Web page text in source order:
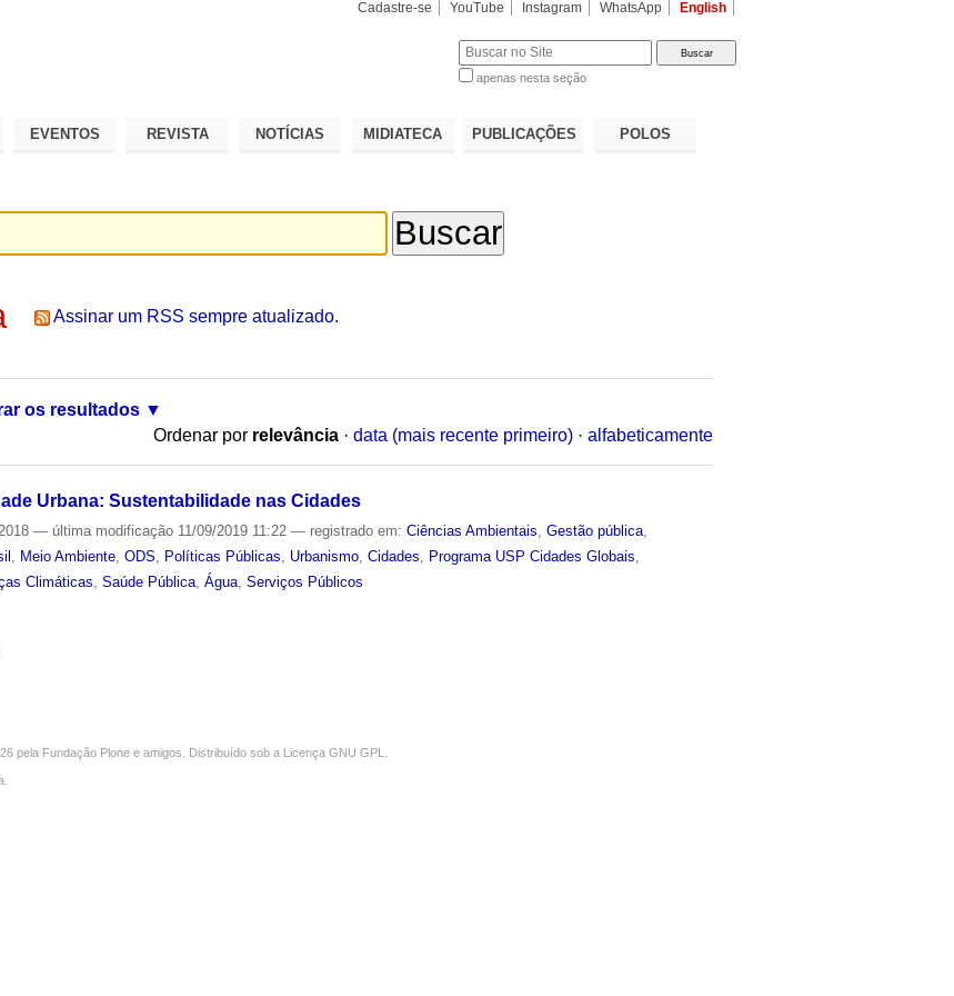
Cadastre-se YouTube Instagram WhatsApp English
apenas nesta seção
EVENTOS REVISTA NOTÍCIAS MIDIATECA PUBLICAÇÕES POLOS
Assinar um RSS sempre atualizado.
os resultados
Ordenar por relevância · data (mais recente primeiro) · alfabeticamente
Urbana: Sustentabilidade nas Cidades
— última modificação 11/09/2019 11:22— registrado em:Ciências Ambientais ,Gestão pública
Meio Ambiente ,ODS Políticas Públicas Urbanismo ,Cidades Programa USP Cidades Globais
Climáticas ,Saúde Pública ,Água ,Serviços Públicos
pela Fundação Plone e amigos. Distribuído sob a Licença GNU GPL